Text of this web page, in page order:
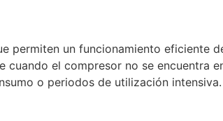
permiten un funcionamiento eficiente
cuando el compresor no se encuentra
o periodos de utilización intensiva.